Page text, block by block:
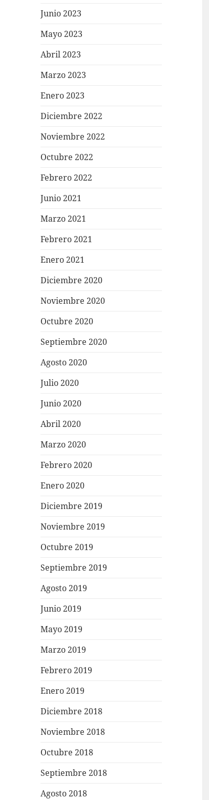
Junio 2023
Mayo 2023
Abril 2023
Marzo 2023
Enero 2023
Diciembre 2022
Noviembre 2022
Octubre 2022
Febrero 2022
Junio 2021
Marzo 2021
Febrero 2021
Enero 2021
Diciembre 2020
Noviembre 2020
Octubre 2020
Septiembre 2020
Agosto 2020
Julio 2020
Junio 2020
Abril 2020
Marzo 2020
Febrero 2020
Enero 2020
Diciembre 2019
Noviembre 2019
Octubre 2019
Septiembre 2019
Agosto 2019
Junio 2019
Mayo 2019
Marzo 2019
Febrero 2019
Enero 2019
Diciembre 2018
Noviembre 2018
Octubre 2018
Septiembre 2018
Agosto 2018